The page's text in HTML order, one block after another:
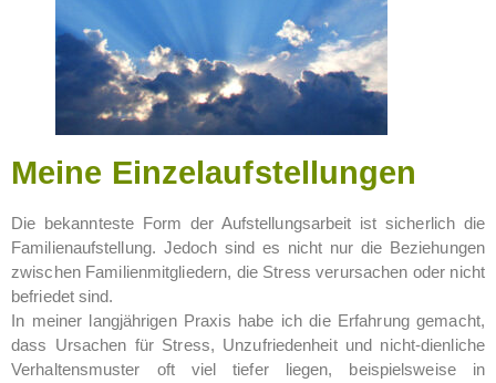
Meine Einzelaufstellungen
Die bekannteste Form der Aufstellungsarbeit ist sicherlich die
Familienaufstellung. Jedoch sind es nicht nur die Beziehungen
zwischen Familienmitgliedern, die Stress verursachen oder nicht
befriedet sind.
In meiner langjährigen Praxis habe ich die Erfahrung gemacht,
dass Ursachen für Stress, Unzufriedenheit und nicht-dienliche
Verhaltensmuster oft viel tiefer liegen, beispielsweise in